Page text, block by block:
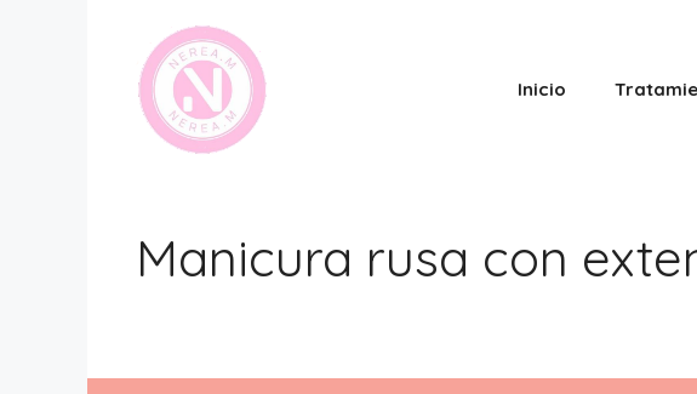
Inicio
Manicura rusa con